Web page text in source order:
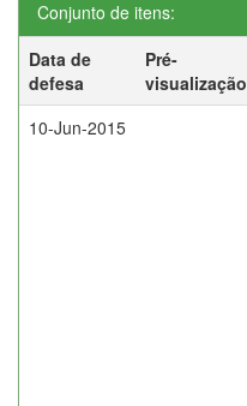
Conjunto de itens:
Data de
defesa
Pré-
visualização
10-Jun-2015